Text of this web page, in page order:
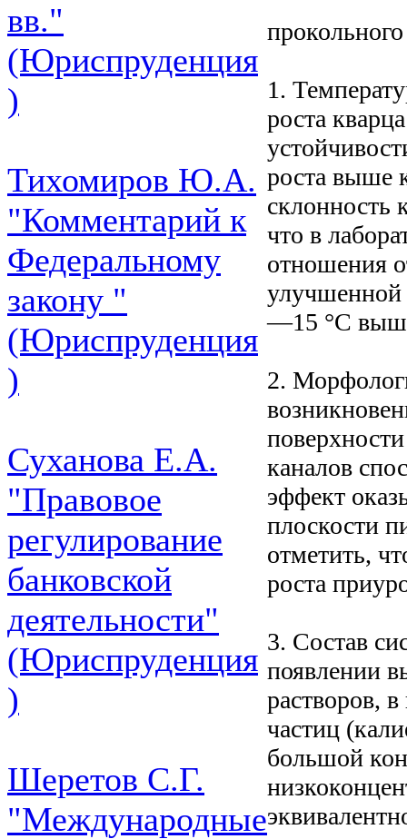
вв."
(Юриспруденция
)
Тихомиров Ю.А.
"Комментарий к
Федеральному
закону "
(Юриспруденция
)
Суханова Е.А.
"Правовое
регулирование
банковской
деятельности"
(Юриспруденция
)
Шеретов С.Г.
"Международные
1.
роста
роста выше
склонность
что в
отношения
улучшенной
—15 °С
2.
каналов
эффект
плоскости
отметить,
роста
3. Состав
появлении
растворов,
частиц
большой